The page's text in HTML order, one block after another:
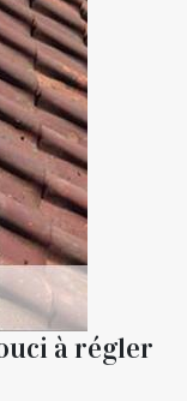
à régler